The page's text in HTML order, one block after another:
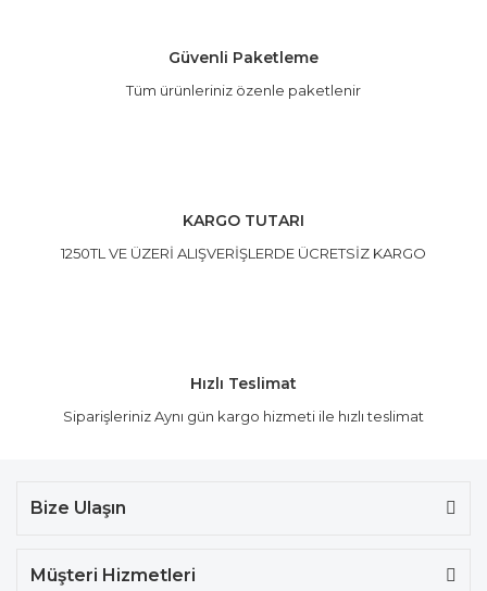
Güvenli Paketleme
Tüm ürünleriniz özenle paketlenir
KARGO TUTARI
1250TL VE ÜZERİ ALIŞVERİŞLERDE ÜCRETSİZ KARGO
Hızlı Teslimat
Siparişleriniz Aynı gün kargo hizmeti ile hızlı teslimat
Bize Ulaşın
Müşteri Hizmetleri